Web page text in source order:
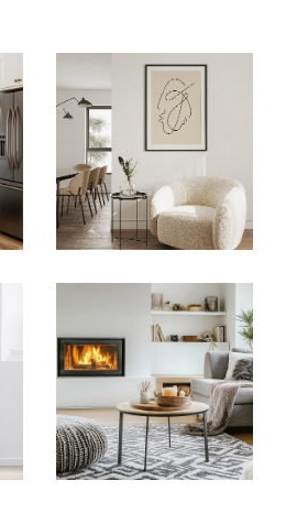
à Bordeaux et dans
maisons, biens
et alentours
, avec un
pour optimiser votre
et estimation précise de
outils digitaux avec un
et attentif, nous vous
de qualité, adapté à
?
agence à taille humaine,